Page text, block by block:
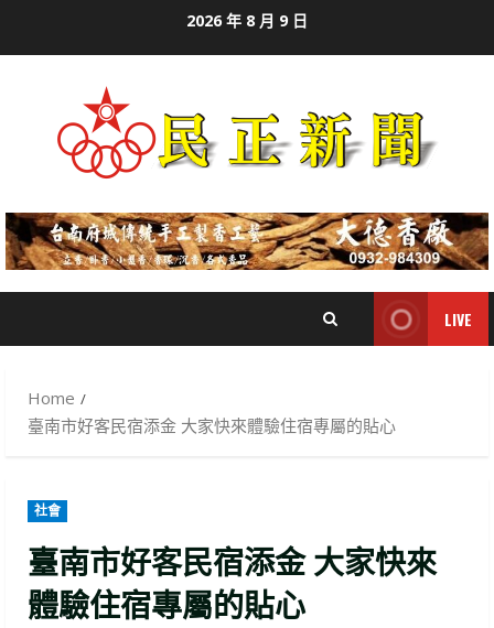
2026 年 8 月 9 日
LIVE
Home
臺南市好客民宿添金 大家快來體驗住宿專屬的貼心
社會
臺南市好客民宿添金 大家快來
體驗住宿專屬的貼心